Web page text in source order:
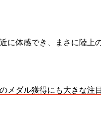
に体感でき、まさに陸上
メダル獲得にも大きな注